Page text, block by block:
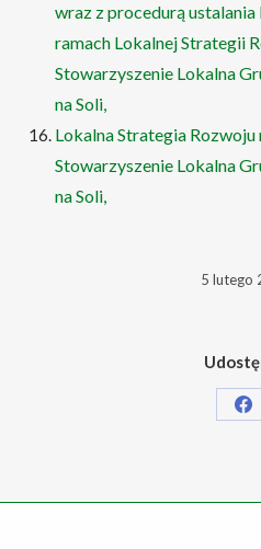
wraz z procedurą
ramach Lokalnej Strategii
Stowarzyszenie Lokalna
na Soli,
Lokalna Strategia
Stowarzyszenie Lokalna
na Soli,
5 lutego